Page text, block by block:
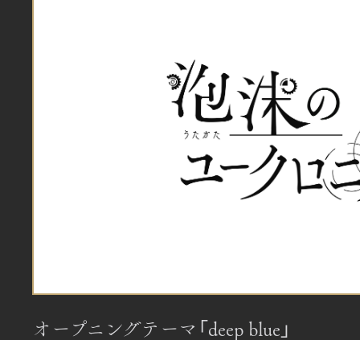
オープニングテーマ「deep blue」